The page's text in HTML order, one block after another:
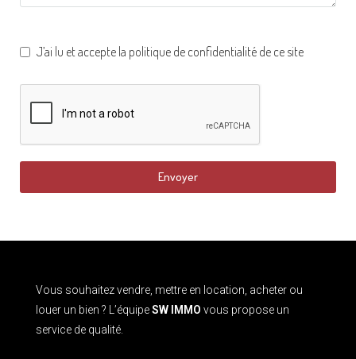
J’ai lu et accepte la politique de confidentialité de ce site
Envoyer
Vous souhaitez vendre, mettre en location, acheter ou
louer un bien ? L’équipeSW IMMO vous propose un
service de qualité.